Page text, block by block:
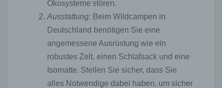
Ökosysteme stören.
Ausstattung: Beim Wildcampen in
Deutschland benötigen Sie eine
angemessene Ausrüstung wie ein
robustes Zelt, einen Schlafsack und eine
Isomatte. Stellen Sie sicher, dass Sie
alles Notwendige dabei haben, um sicher
Unterwebseiten, welche über ein zugreifendes
System auf unserer Internetseite angesteuert
werden, (5) das Datum und die Uhrzeit eines
Zugriffs auf die Internetseite, (6) eine Internet-
Protokoll-Adresse (IP-Adresse), (7) der Internet-
Service-Provider des zugreifenden Systems und (8)
sonstige ähnliche Daten und Informationen, die der
Gefahrenabwehr im Falle von Angriffen auf unsere
informationstechnologischen Systeme dienen.